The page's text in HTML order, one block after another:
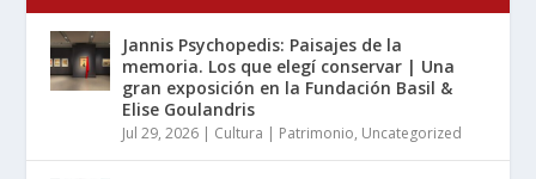
Jannis Psychopedis: Paisajes de la
memoria. Los que elegí conservar | Una
gran exposición en la Fundación Basil &
Elise Goulandris
Jul 29, 2026 | Cultura | Patrimonio, Uncategorized